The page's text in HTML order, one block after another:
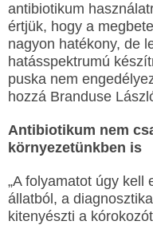
antibiotikum
értjük, hogy a
nagyon hatékony, de
hatásspektrumú
puska nem
hozzá Branduse
Antibiotikum nem
környezetünkben is
„A folyamatot úgy kell
állatból, a
kitenyészti a